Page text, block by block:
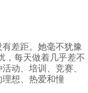
差距。她毫不犹豫
，每天做着几乎差不
动、培训、竞赛、
想、热爱和憧